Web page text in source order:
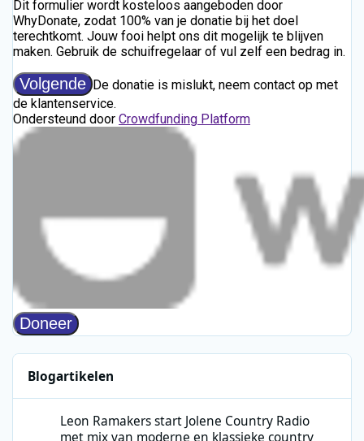
Blogartikelen
Leon Ramakers start Jolene Country Radio
met mix van moderne en klassieke country